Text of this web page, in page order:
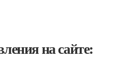
на сайте: